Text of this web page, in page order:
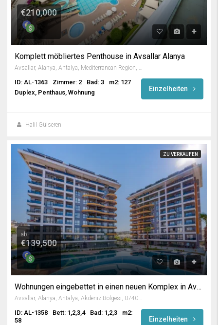
€210,000
Komplett möbliertes Penthouse in Avsallar Alanya
Avsallar, Alanya, Antalya, Mediterranean Region, Turkey
ID: AL-1363 Zimmer: 2 Bad: 3
m2: 127
Duplex, Penthaus, Wohnung
Einzelheiten
Halil Gülseren
ZU VERKAUFEN
ab
€139,500
Wohnungen eingebettet in einen neuen Komplex in Avsallar
Avsallar, Alanya, Antalya, Akdeniz Bölgesi, 07407, Türkiye
ID: AL-1358 Bett: 1,2,3,4 Bad: 1,2,3
m2:
58
Einzelheiten